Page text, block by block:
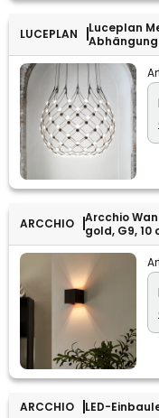
LUCEPLAN
Luceplan
Abhängung
ARCCHIO
Arcchio
gold, G9, 10
ARCCHIO LED-